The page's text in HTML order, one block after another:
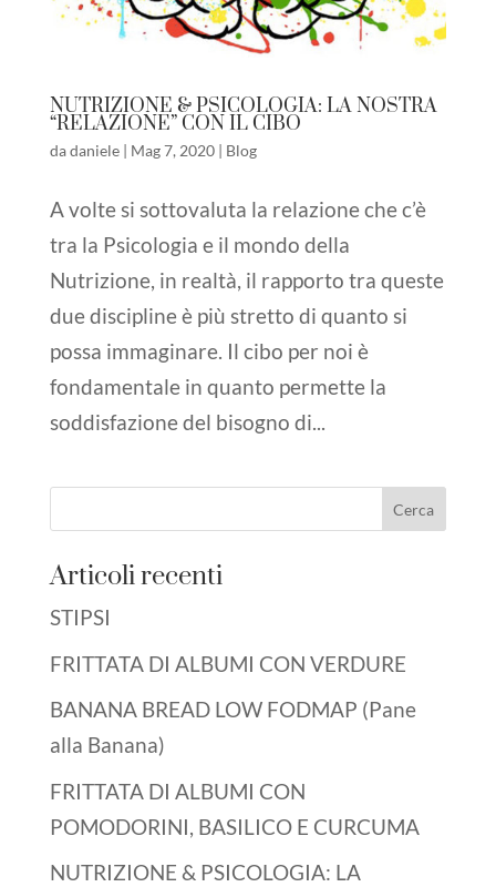
NUTRIZIONE & PSICOLOGIA: LA NOSTRA
“RELAZIONE” CON IL CIBO
dadaniele| Mag 7, 2020| Blog
A volte si sottovaluta la relazione che c’è
tra la Psicologia e il mondo della
Nutrizione, in realtà, il rapporto tra queste
due discipline è più stretto di quanto si
possa immaginare. Il cibo per noi è
fondamentale in quanto permette la
soddisfazione del bisogno di...
Articoli recenti
STIPSI
FRITTATA DI ALBUMI CON VERDURE
BANANA BREAD LOW FODMAP (Pane
alla Banana)
FRITTATA DI ALBUMI CON
POMODORINI, BASILICO E CURCUMA
NUTRIZIONE & PSICOLOGIA: LA